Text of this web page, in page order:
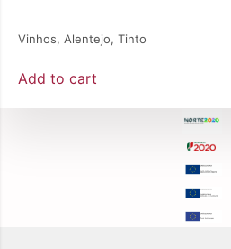
Vinhos, Alentejo, Tinto
Add to cart